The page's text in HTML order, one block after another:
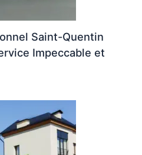
Saint-Quentin
Impeccable et